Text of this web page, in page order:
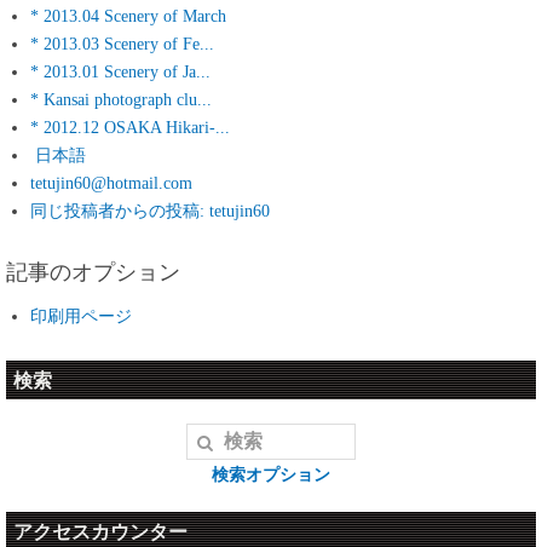
* 2013.04 Scenery of March
* 2013.03 Scenery of Fe...
* 2013.01 Scenery of Ja...
* Kansai photograph clu...
* 2012.12 OSAKA Hikari-...
日本語
tetujin60@hotmail.com
同じ投稿者からの投稿: tetujin60
記事のオプション
印刷用ページ
検索
検索オプション
アクセスカウンター